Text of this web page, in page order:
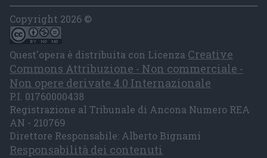
Copyright 2026 ©
Quest'opera è distribuita con Licenza Creative
Commons Attribuzione - Non commerciale -
Non opere derivate 4.0 Internazionale
P.I. 01760000438
Registrazione al Tribunale di Ancona Numero REA
AN - 210769
Direttore Responsabile: Alberto Bignami
Responsabilità dei contenuti